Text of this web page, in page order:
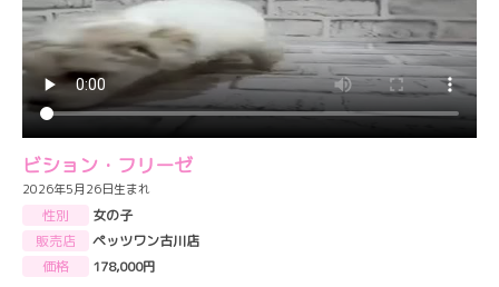
ビション・フリーゼ
2026年5月26日生まれ
性別
女の子
販売店
ペッツワン古川店
価格
178,000円